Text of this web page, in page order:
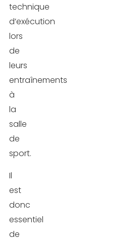
technique
d’exécution
lors
de
leurs
entraînements
à
la
salle
de
sport.
Il
est
donc
essentiel
de